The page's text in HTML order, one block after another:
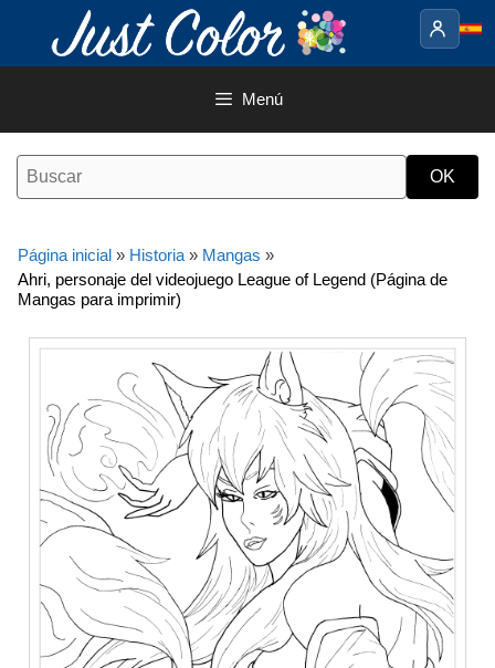
contenido
Menú
Página inicial » Historia » Mangas »
Ahri, personaje del videojuego League of Legend (Página de
Mangas para imprimir)